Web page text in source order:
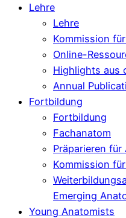
Lehre
Lehre
Kommission
Online-
Highlights aus
Annual
Fortbildung
Fortbildung
Fachanatom
Präparieren für
Kommission
Emerging
Young Anatomists